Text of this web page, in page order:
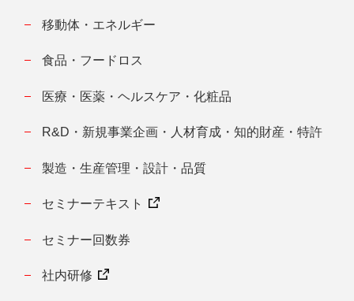
移動体・エネルギー
食品・フードロス
医療・医薬・ヘルスケア・化粧品
R&D・新規事業企画・人材育成・知的財産・特許
製造・生産管理・設計・品質
セミナーテキスト
セミナー回数券
社内研修